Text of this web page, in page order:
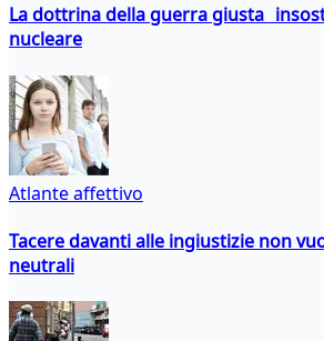
La dottrina della guerra giusta
nucleare
Atlante affettivo
Tacere davanti alle ingiustizie non
neutrali